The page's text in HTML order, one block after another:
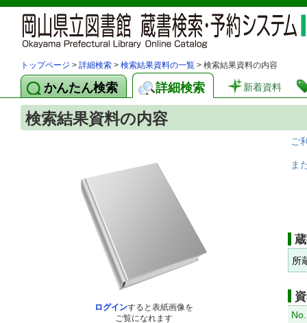
トップページ > 詳細検索 > 検索結果資料の一覧 > 検索結果資料の内容
かんたん検索 詳細検索 新着資料
検索結果資料の内容
ログインすると表紙画像を
ご覧になれます
ご
ま
所
No.